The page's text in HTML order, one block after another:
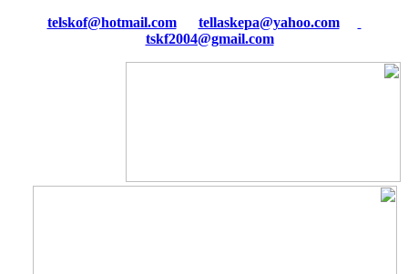
tellaskepa@yahoo.com
tskf2004@gmail.com